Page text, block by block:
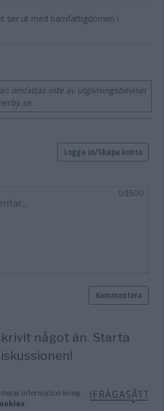
ser ut med barnfattigdomen i
omfattas inte av utgivningsbeviset